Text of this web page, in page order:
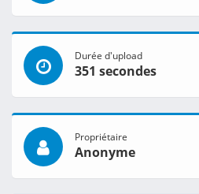
Durée d'upload
351 secondes
Propriétaire
Anonyme